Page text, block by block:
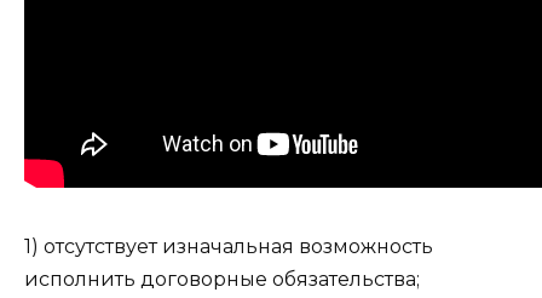
1) отсутствует изначальная возможность
исполнить договорные обязательства;